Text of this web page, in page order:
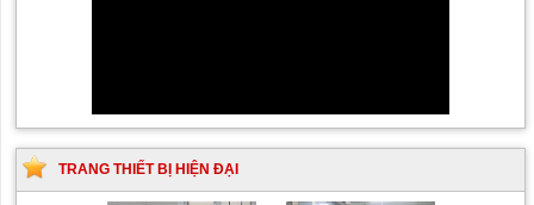
TRANG THIẾT BỊ HIỆN ĐẠI